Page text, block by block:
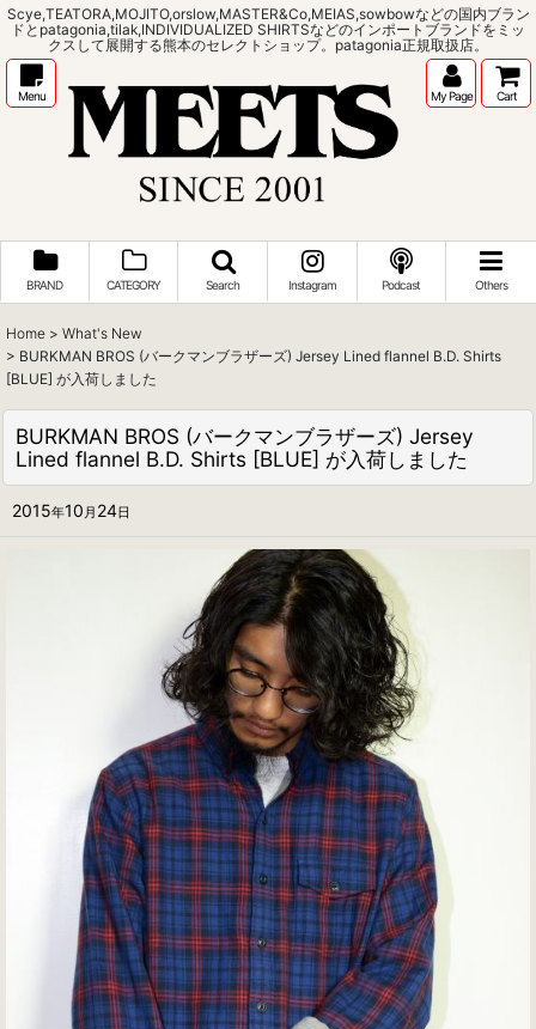
Scye,TEATORA,MOJITO,orslow,MASTER&Co,MEIAS,sowbowなどの国内ブラン
ドとpatagonia,tilak,INDIVIDUALIZED SHIRTSなどのインポートブランドをミッ
クスして展開する熊本のセレクトショップ。patagonia正規取扱店。
Menu My Page Cart
BRAND CATEGORY Search Instagram Podcast Others
Home > What's New
> BURKMAN BROS (バークマンブラザーズ) Jersey Lined flannel B.D. Shirts
[BLUE] が入荷しました
BURKMAN BROS (バークマンブラザーズ) Jersey
Lined flannel B.D. Shirts [BLUE] が入荷しました
2015年10 月 24日